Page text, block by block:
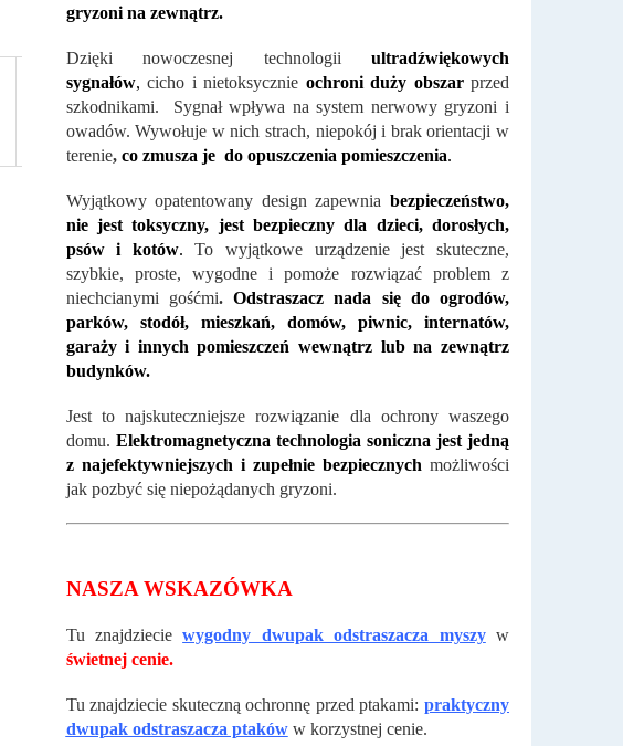
gryzoni na zewnątrz.
Dzięki nowoczesnej technologii ultradźwiękowych
sygnałów, cicho i nietoksycznie ochroni duży obszar przed
szkodnikami. Sygnał wpływa na system nerwowy gryzoni i
owadów. Wywołuje w nich strach, niepokój i brak orientacji w
terenie, co zmusza je do opuszczenia pomieszczenia.
Wyjątkowy opatentowany design zapewnia bezpieczeństwo,
nie jest toksyczny, jest bezpieczny dla dzieci, dorosłych,
psów i kotów. To wyjątkowe urządzenie jest skuteczne,
szybkie, proste, wygodne i pomoże rozwiązać problem z
niechcianymi gośćmi. Odstraszacz nada się do ogrodów,
parków, stodół, mieszkań, domów, piwnic, internatów,
garaży i innych pomieszczeń wewnątrz lub na zewnątrz
budynków.
Jest to najskuteczniejsze rozwiązanie dla ochrony waszego
domu. Elektromagnetyczna technologia soniczna jest jedną
z najefektywniejszych i zupełnie bezpiecznychmożliwości
jak pozbyć się niepożądanych gryzoni.
NASZA WSKAZÓWKA
Tu znajdzieciewygodny dwupak odstraszacza myszyw
świetnej cenie.
Tu znajdziecie skuteczną ochronnę przed ptakami: praktyczny
dwupak odstraszacza ptakóww korzystnej cenie.